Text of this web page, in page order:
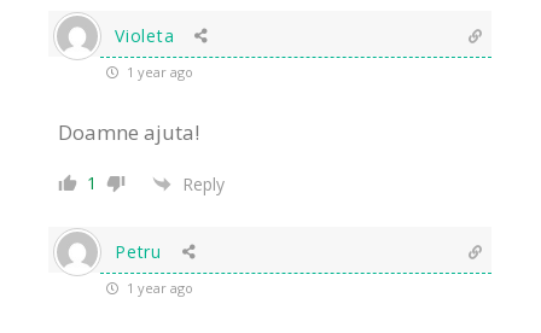
Violeta
1 year ago
Doamne ajuta!
1 Reply
Petru
1 year ago